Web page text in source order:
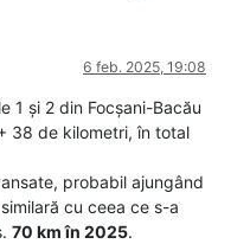
6 feb. 2025, 19:08
1 și 2 din Focșani-Bacău
38 de kilometri, în total
probabil ajungând
cu ceea ce s-a
70 km în 2025.